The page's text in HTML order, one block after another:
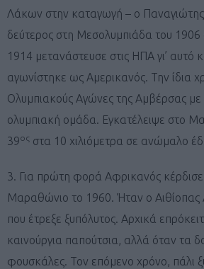
Λάκων στην καταγωγή – ο Παναγιώτης
δεύτερος στη Μεσολυμπιάδα του 1906
1914 μετανάστευσε στις ΗΠΑ γι’ αυτό
αγωνίστηκε ως Αμερικανός. Την ίδια
Ολυμπιακούς Αγώνες της Αμβέρσας με
ολυμπιακή ομάδα. Εγκατέλειψε στο
39ος στα 10 χιλιόμετρα σε ανώμαλο
3. Για πρώτη φορά Αφρικανός
Μαραθώνιο το 1960. Ήταν ο Αιθίοπας
που έτρεξε ξυπόλυτος. Αρχικά
καινούργια παπούτσια, αλλά όταν τα
φουσκάλες. Τον επόμενο χρόνο, πάλι